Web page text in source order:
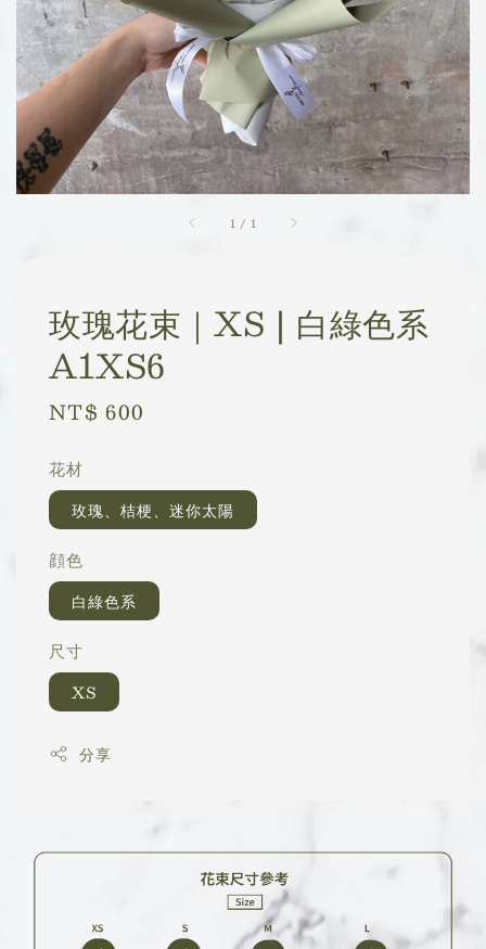
1 / 1
玫瑰花束｜XS | 白綠色系
A1XS6
Regular
NT$ 600
花材
玫瑰、桔梗、迷你太陽
顔色
白綠色系
尺寸
XS
分享